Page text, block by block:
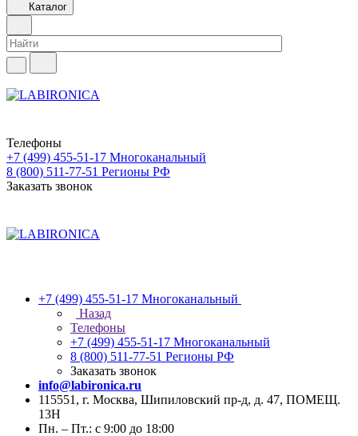
Каталог
Телефоны
+7 (499) 455-51-17 Многоканальный
8 (800) 511-77-51 Регионы РФ
Заказать звонок
+7 (499) 455-51-17 Многоканальный
Назад
Телефоны
+7 (499) 455-51-17 Многоканальный
8 (800) 511-77-51 Регионы РФ
Заказать звонок
info@labironica.ru
115551, г. Москва, Шипиловский пр-д, д. 47, ПОМЕЩ.
13Н
Пн. – Пт.: с 9:00 до 18:00